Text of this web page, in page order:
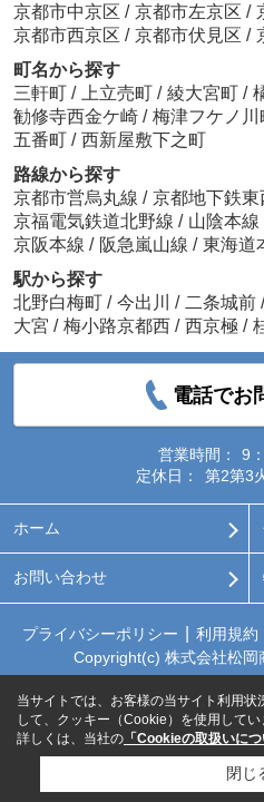
京都市中京区 / 京都市左京区 /
京都市西京区 / 京都市伏見区 /
町名から探す
三軒町 / 上立売町 / 綾大宮町 /
勧修寺西金ケ崎 / 梅津フケノ川
五番町 / 西新屋敷下之町
路線から探す
京都市営烏丸線 / 京都地下鉄東
京福電気鉄道北野線 / 山陰本線
京阪本線 / 阪急嵐山線 / 東海道
駅から探す
北野白梅町 / 今出川 / 二条城前 /
大宮 / 梅小路京都西 / 西京極 /
電話でお
営業時間：
9
定休日：
第2第3
ホーム
お問い合わせ
プライバシーポリシー 利用規約
Copyright(c) 株式会社松
当サイトでは、お客様の当サイト利用状
して、クッキー（Cookie）を使用してい
詳しくは、当社の 「Cookieの取扱いにつ
閉じ